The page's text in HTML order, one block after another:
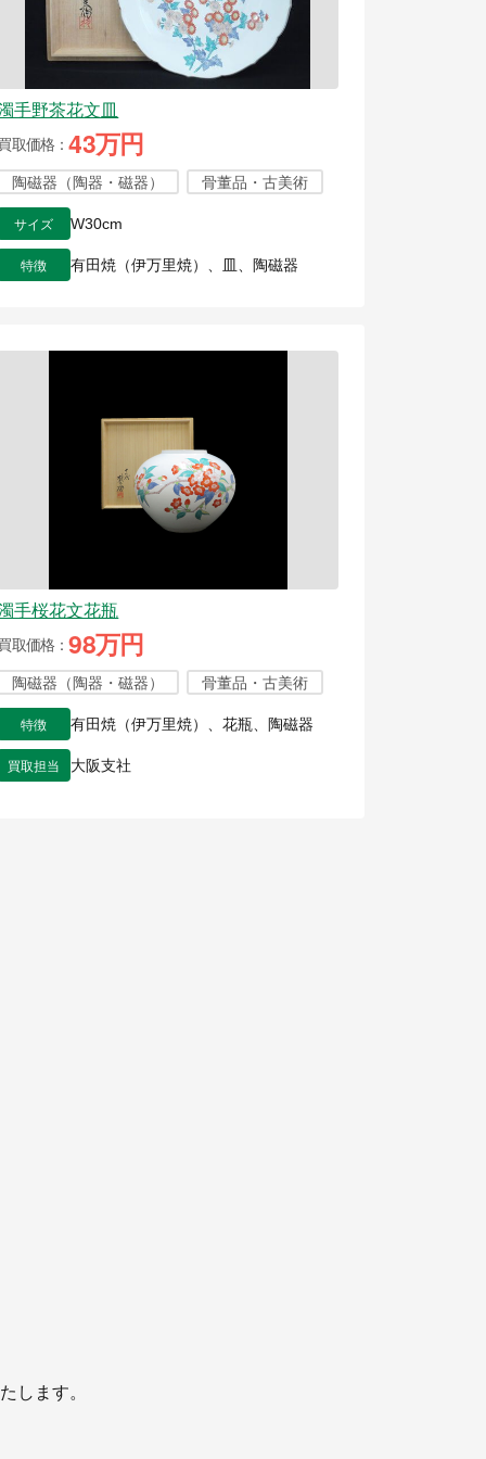
手野茶花文皿
取価格 43万円
陶磁器（陶器・磁器） 骨董品・古美術
サイズ W30cm
特徴 有田焼（伊万里焼）、皿、陶磁器
手桜花文花瓶
取価格 98万円
陶磁器（陶器・磁器） 骨董品・古美術
特徴 有田焼（伊万里焼）、花瓶、陶磁器
買取担当 大阪支社
します。